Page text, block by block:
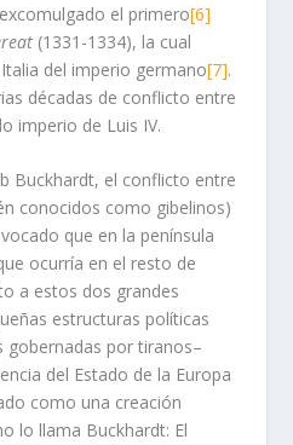
el primero[6]
(1331-1334), la cual
del imperio germano[7].
décadas de conflicto entre
imperio de Luis IV.
Buckhardt, el conflicto entre
conocidos como gibelinos)
que en la península
ocurría en el resto de
a estos dos grandes
estructuras políticas
gobernadas por tiranos–
del Estado de la Europa
como una creación
lo llama Buckhardt: El